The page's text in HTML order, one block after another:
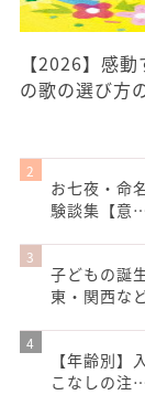
【2026】感
の歌の選び方
お七夜・命
験談集【意
子どもの誕
東・関西な
【年齢別
こなしの注